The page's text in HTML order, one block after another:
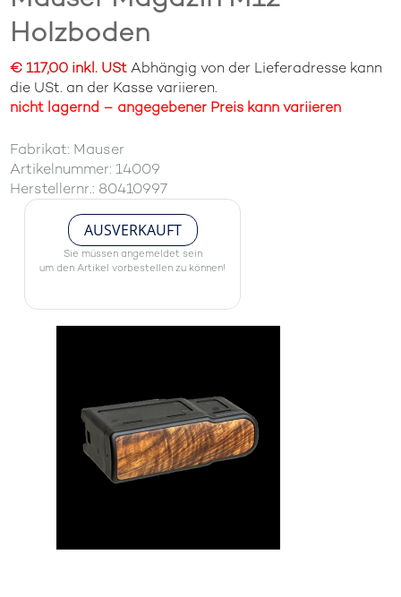
Holzboden
€ 117,00 inkl. UStAbhängig von der Lieferadresse kann
die USt. an der Kasse variieren.
nicht lagernd – angegebener Preis kann variieren
Fabrikat: Mauser
Artikelnummer: 14009
Herstellernr.: 80410997
AUSVERKAUFT
Sie müssen angemeldet sein
um den Artikel vorbestellen zu können!